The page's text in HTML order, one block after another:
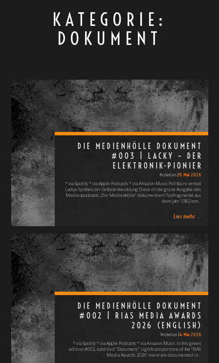
KATEGORIE:
DOKUMENT
DIE MEDIENHÖLLE DOKUMENT
#003 | LACKY – DER
ELEKTRONIK-PIONIER
Posted on29. Mai 2026
* via Spotify * via Apple Podcasts * via Amazon Music Politbüro verbot
Lackys Synthesizer-Selbstentwicklung Diese dritte grüne Ausgabe des
Medienpodcasts „Die Medienhölle“ dokumentiert Tonfragmente aus
dem Jahr 1982 von…
Lies mehr ...
DIE MEDIENHÖLLE DOKUMENT
#002 | RIAS MEDIA AWARDS
2026 (ENGLISH)
Posted on 14. Mai 2026
* via Spotify * via Apple Podcasts * via Amazon Music In this green
edition #002, subtitled “Document,” significant portions of the “RIAS
Media Awards 2026” event are documented in…